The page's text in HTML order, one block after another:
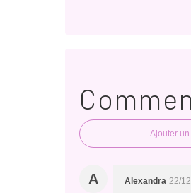
Ajouter
A Alexandra 22/